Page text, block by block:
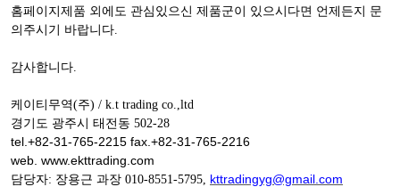
홈페이지제품 외에도 관심있으신 제품군이 있으시다면 언제든지 문
의주시기 바랍니다.
감사합니다.
케이티무역(주) / k.t trading co.,ltd
경기도 광주시 태전동 502-28
tel.+82-31-765-2215 fax.+82-31-765-2216
web. www.ekttrading.com
담당자: 장용근 과장 010-8551-5795, kttradingyg@gmail.com